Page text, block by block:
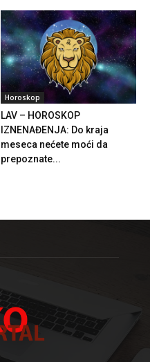
Horoskop
LAV – HOROSKOP
IZNENAĐENJA: Do kraja
meseca nećete moći da
prepoznate...